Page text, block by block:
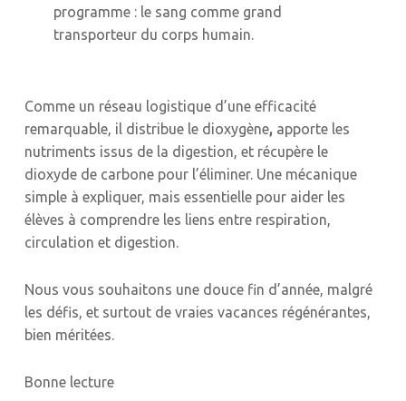
programme : le sang comme grand
transporteur du corps humain.
Comme un réseau logistique d’une efficacité
remarquable, il distribue le dioxygène, apporte les
nutriments issus de la digestion, et récupère le
dioxyde de carbone pour l’éliminer. Une mécanique
simple à expliquer, mais essentielle pour aider les
élèves à comprendre les liens entre respiration,
circulation et digestion.
Nous vous souhaitons une douce fin d’année, malgré
les défis, et surtout de vraies vacances régénérantes,
bien méritées.
Bonne lecture